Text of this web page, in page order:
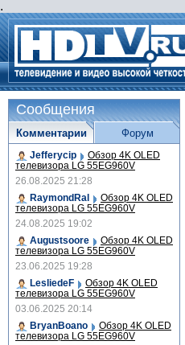
.
Сообщения
Комментарии
Jefferycip Обзор 4K OLED
телевизора LG 55EG960V
26.08.2025 21:28
RaymondRal
Обзор 4K OLED
телевизора LG 55EG960V
24.08.2025 19:02
Augustsoore
Обзор 4K OLED
телевизора LG 55EG960V
23.06.2025 19:28
LesliedeF
Обзор 4K OLED
телевизора LG 55EG960V
03.06.2025 20:14
BryanBoano
Обзор 4K OLED
телевизора LG 55EG960V
Форум